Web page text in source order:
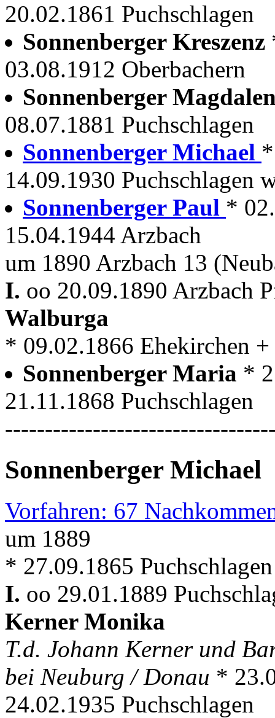
20.02.1861 Puchschlagen
Sonnenberger Kreszenz
03.08.1912 Oberbachern
Sonnenberger
08.07.1881 Puchschlagen
Sonnenberger Michael
14.09.1930 Puchschlagen
Sonnenberger Paul *
15.04.1944 Arzbach
um 1890 Arzbach 13
I. oo 20.09.1890 Arzbach
Walburga
* 09.02.1866 Ehekirchen
Sonnenberger Maria *
21.11.1868 Puchschlagen
Sonnenberger Michael
Vorfahren: 67
um 1889
* 27.09.1865
I. oo 29.01.1889
Kerner Monika
T.d. Johann Kerner und
bei Neuburg / Donau *
24.02.1935 Puchschlagen